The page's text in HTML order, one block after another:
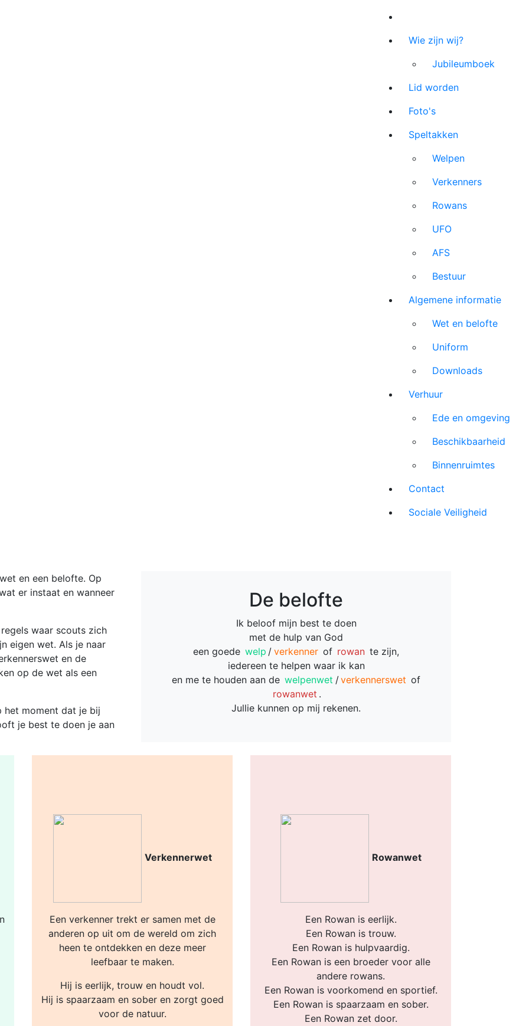
Wie zijn wij?
Jubileumboek
Lid worden
Foto's
Speltakken
Welpen
Verkenners
Rowans
UFO
AFS
Bestuur
Algemene informatie
Wet en belofte
Uniform
Downloads
Verhuur
Ede en omgeving
Beschikbaarheid
Binnenruimtes
Contact
Sociale Veiligheid
en een belofte. Op
er instaat en wanneer
waar scouts zich
eigen wet. Als je naar
en de
op de wet als een
het moment dat je bij
je best te doen je aan
De belofte
Ik beloof mijn best te doen
met de hulp van God
een goede welp / verkenner of rowan te zijn,
iedereen te helpen waar ik kan
en me te houden aan de welpenwet /verkennerswet of
rowanwet .
Jullie kunnen op mij rekenen.
Verkennerwet
Een verkenner trekt er samen met de
anderen op uit om de wereld om zich
heen te ontdekken en deze meer
leefbaar te maken.
Hij is eerlijk, trouw en houdt vol.
Hij is spaarzaam en sober en zorgt goed
voor de natuur.
Rowanwet
Een Rowan is eerlijk.
Een Rowan is trouw.
Een Rowan is hulpvaardig.
Een Rowan is een broeder voor alle
andere rowans.
Een Rowan is voorkomend en sportief.
Een Rowan is spaarzaam en sober.
Een Rowan zet door.